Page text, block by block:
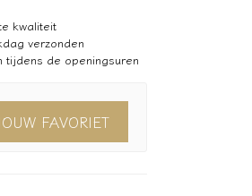
kwaliteit
verzonden
tijdens de openingsuren
FAVORIET